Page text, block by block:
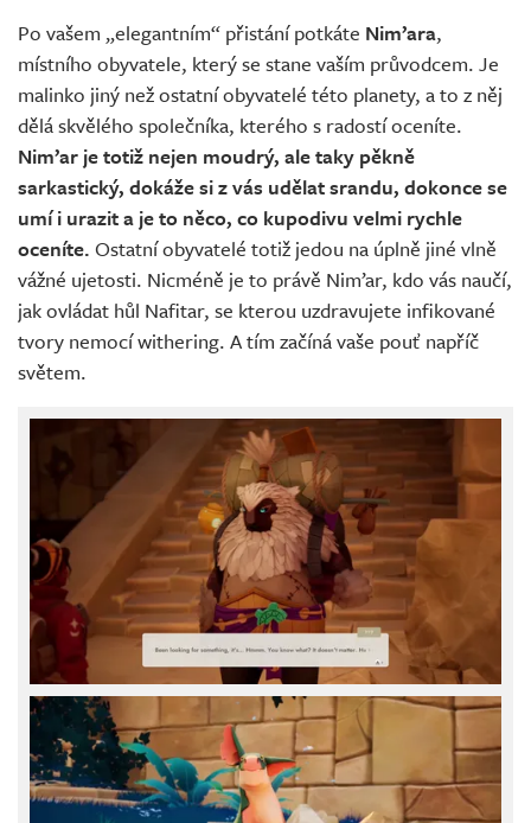
Po vašem „elegantním“ přistání potkáte Nim’ara,
místního obyvatele, který se stane vaším průvodcem. Je
malinko jiný než ostatní obyvatelé této planety, a to z něj
dělá skvělého společníka, kterého s radostí oceníte.
Nim’ar je totiž nejen moudrý, ale taky pěkně
sarkastický, dokáže si z vás udělat srandu, dokonce se
umí i urazit a je to něco, co kupodivu velmi rychle
oceníte. Ostatní obyvatelé totiž jedou na úplně jiné vlně
vážné ujetosti. Nicméně je to právě Nim’ar, kdo vás naučí,
jak ovládat hůl Nafitar, se kterou uzdravujete infikované
tvory nemocí withering. A tím začíná vaše pouť napříč
světem.